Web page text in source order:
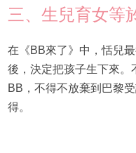
三、生兒育女等
在《BB來了》中，恬兒
後，決定把孩子生下來。
BB，不得不放棄到巴黎
得。